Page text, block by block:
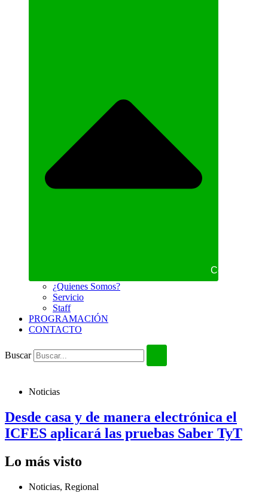
Cerrar
¿Quienes Somos?
Servicio
Staff
PROGRAMACIÓN
CONTACTO
Buscar
Noticias
Desde casa y de manera electrónica el
ICFES aplicará las pruebas Saber TyT
Lo más visto
Noticias, Regional